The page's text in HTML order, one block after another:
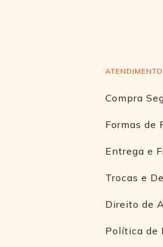
ATENDIMENTO
Compra
Formas de
Entrega e
Trocas e
Direito de
Política de